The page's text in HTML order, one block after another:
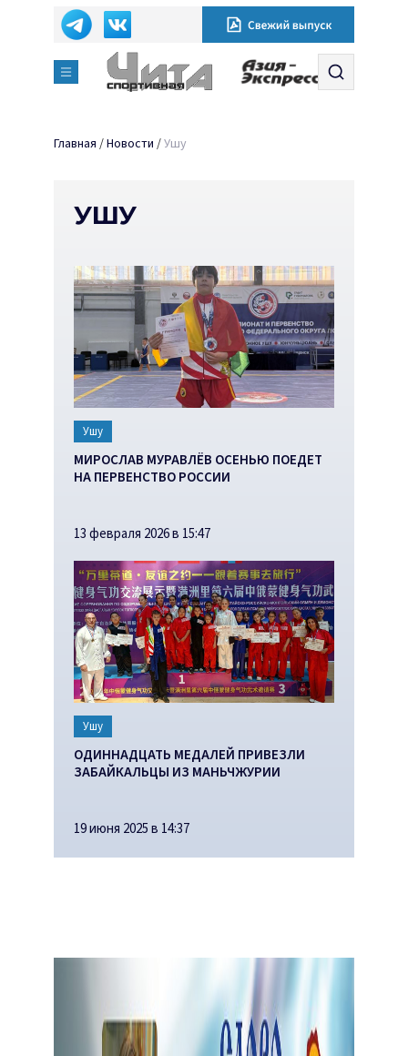
Главная /Новости /Ушу
УШУ
Ушу
МИРОСЛАВ МУРАВЛЁВ ОСЕНЬЮ ПОЕДЕТ
НА ПЕРВЕНСТВО РОССИИ
13 февраля 2026 в 15:47
Ушу
ОДИННАДЦАТЬ МЕДАЛЕЙ ПРИВЕЗЛИ
ЗАБАЙКАЛЬЦЫ ИЗ МАНЬЧЖУРИИ
19 июня 2025 в 14:37